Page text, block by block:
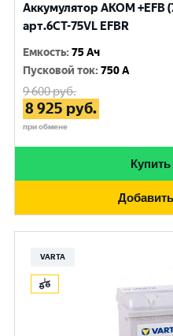
Аккумулятор AKOM +EFB
арт.6СТ-75VL EFBR
Емкость:75 Ач
Пусковой ток:750 A
9 600руб.
8 925 руб.
при обмене
VARTA